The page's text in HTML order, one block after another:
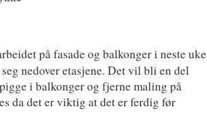
på fasade og balkonger i neste uke
nedover etasjene. Det vil bli en del
i balkonger og fjerne maling på
da det er viktig at det er ferdig før